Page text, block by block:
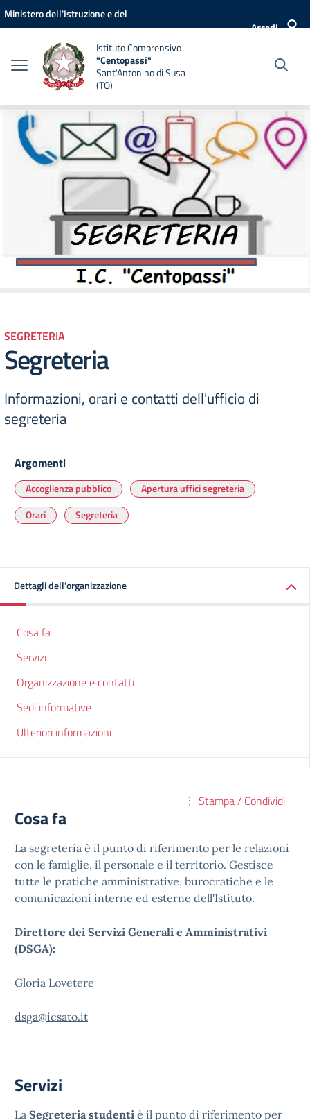
Vai ai contenuti
Vai al menu di navigazione
Vai al footer
Ministero dell'Istruzione e del
Accedi
Istituto Comprensivo
"Centopassi"
Sant'Antonino di Susa
(TO)
SEGRETERIA
Segreteria
Informazioni, orari e contatti dell'ufficio di
segreteria
Argomenti
Accoglienza pubblico
Apertura uffici segreteria
Orari
Segreteria
Dettagli dell'organizzazione
Cosa fa
Servizi
Organizzazione e contatti
Sedi informative
Ulteriori informazioni
Stampa / Condividi
Cosa fa
La segreteria è il punto di riferimento per le relazioni
con le famiglie, il personale e il territorio. Gestisce
tutte le pratiche amministrative, burocratiche e le
comunicazioni interne ed esterne dell'Istituto.
Direttore dei Servizi Generali e Amministrativi
(DSGA):
Gloria Lovetere
dsga@icsato.it
Servizi
La Segreteria studenti è il punto di riferimento per